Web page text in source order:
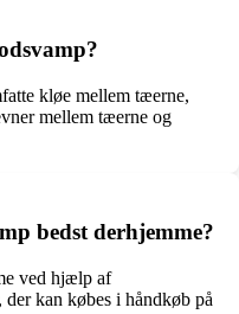
kløe mellem tæerne,
mellem tæerne og
bedst derhjemme?
ved hjælp af
kan købes i håndkøb på